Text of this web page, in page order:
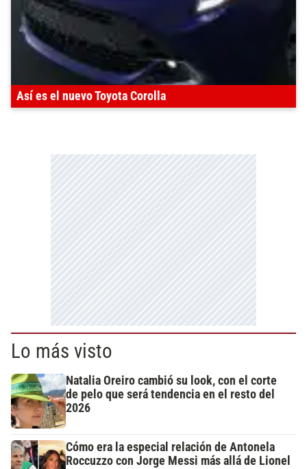
Así es el nuevo Toyota Corolla
Lo más visto
Natalia Oreiro cambió su look, con el corte
de pelo que será tendencia en el resto del
2026
Cómo era la especial relación de Antonela
Roccuzzo con Jorge Messi más allá de Lionel